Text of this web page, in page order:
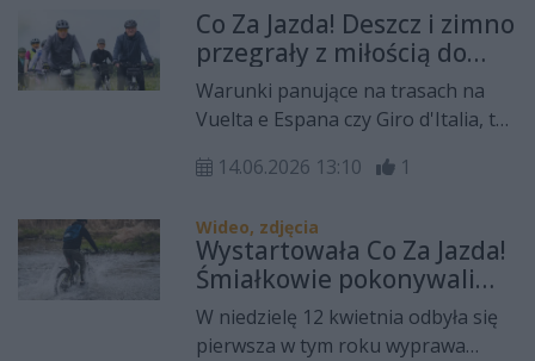
Co Za Jazda! Deszcz i zimno
przegrały z miłością do
jazdy na rowerze
Warunki panujące na trasach na
Vuelta e Espana czy Giro d'Italia, to
warunkach jechali uczestnicy
14.06.2026 13:10 1
Wideo, zdjęcia
Wystartowała Co Za Jazda!
Śmiałkowie pokonywali
nawet rzekę
W niedzielę 12 kwietnia odbyła się
pierwsza w tym roku wyprawa